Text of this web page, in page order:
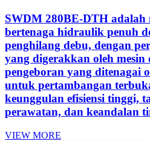
SWDM 280BE-DTH adalah
bertenaga hidraulik penuh
penghilang debu, dengan
yang digerakkan oleh mesin
pengeboran yang ditenagai
untuk pertambangan
keunggulan efisiensi tinggi,
perawatan, dan keandalan
VIEW MORE